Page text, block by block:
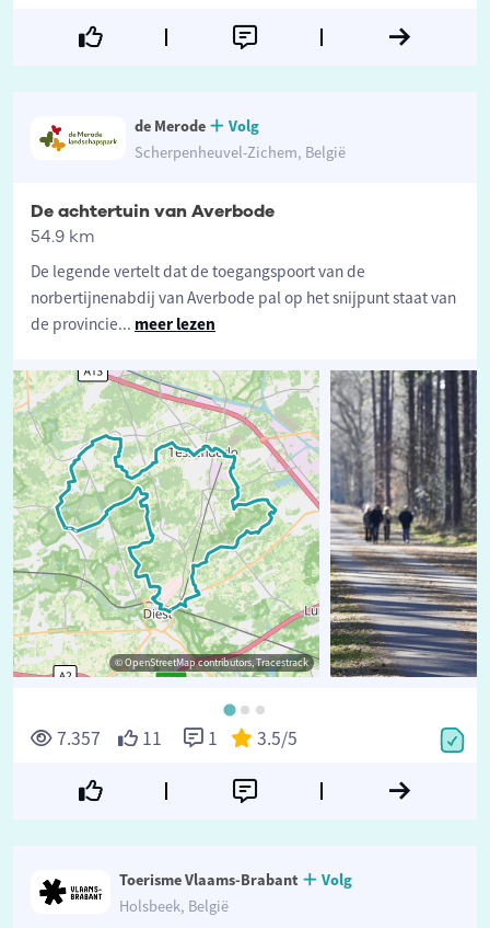
de Merode
Volg
Scherpenheuvel-Zichem, België
De achtertuin van Averbode
54.9 km
De legende vertelt dat de toegangspoort van de
norbertijnenabdij van Averbode pal op het snijpunt staat van
de provincie... meer lezen
© OpenStreetMap contributors, Tracestrack
7.357 11 1 3.5/5
Toerisme Vlaams-Brabant
Volg
Holsbeek, België